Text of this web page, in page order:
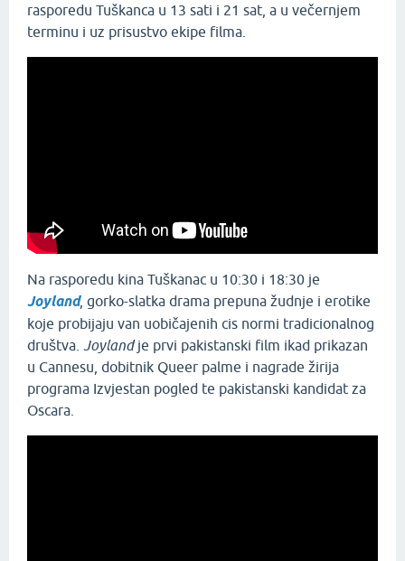
rasporedu Tuškanca u 13 sati i 21 sat, a u večernjem
terminu i uz prisustvo ekipe filma.
Na rasporedu kina Tuškanac u 10:30 i 18:30 je
Joyland, gorko-slatka drama prepuna žudnje i erotike
koje probijaju van uobičajenih cis normi tradicionalnog
društva. Joylandje prvi pakistanski film ikad prikazan
u Cannesu, dobitnik Queer palme i nagrade žirija
programa Izvjestan pogled te pakistanski kandidat za
Oscara.